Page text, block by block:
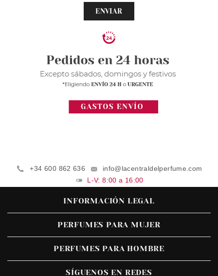
ENVIAR
+34 600 862 636
info@lacentraldelperfume.com
L-V: 8:00 a 16:00
INFORMACIÓN LEGAL
PERFUMES PARA MUJER
PERFUMES PARA HOMBRE
SÍGUENOS EN REDES